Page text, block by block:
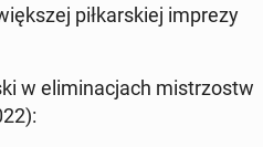
pił­kar­skiej imprezy
w eli­mi­na­cjach mi­strzostw